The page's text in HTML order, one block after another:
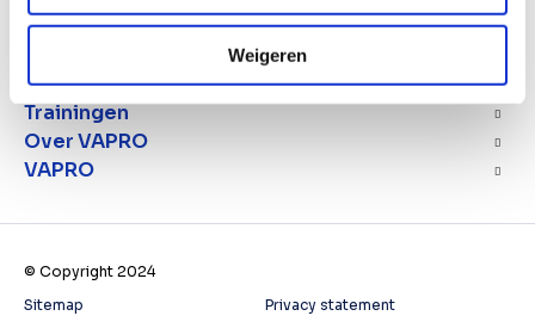
Weigeren
Staffing
Trainingen
Over VAPRO
VAPRO
© Copyright 2024
Sitemap
Privacy statement